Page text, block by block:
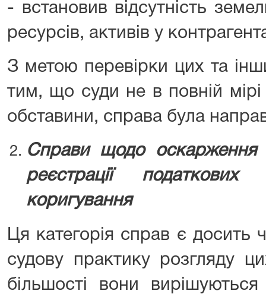
- встановив відсутність
ресурсів, активів у
З метою перевірки цих та
тим, що суди не в повній мірі
обставини, справа була
Справи щодо оскарження
реєстрації податкових
коригування
Ця категорія справ є досить
судову практику розгляду
більшості вони